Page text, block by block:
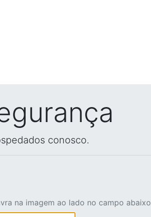
conosco.
na imagem ao lado no campo abaixo